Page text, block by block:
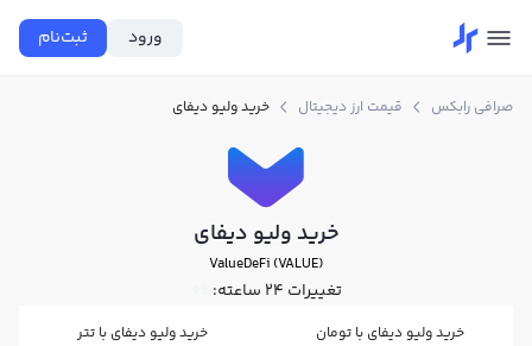
ورود ثبت‌نام
صرافی رابکس قیمت ارز دیجیتال خرید ولیو دیفای
خرید ولیو دیفای
ValueDeFi (VALUE)
تغییرات ۲۴ ساعته: 0%
خرید ولیو دیفای با تومان خرید ولیو دیفای با تتر